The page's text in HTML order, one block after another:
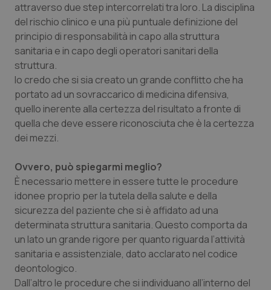
Tumore ovarico
Tumori del Polmone & Testa Collo
Tumori gastrointestinali
Ulcera & Reflusso
attraverso due step intercorrelati tra loro. La disciplina
del rischio clinico e una più puntuale definizione del
principio di responsabilità in capo alla struttura
sanitaria e in capo degli operatori sanitari della
struttura.
Io credo che si sia creato un grande conflitto che ha
portato ad un sovraccarico di medicina difensiva,
quello inerente alla certezza del risultato a fronte di
quella che deve essere riconosciuta che è la certezza
dei mezzi.
Ovvero, può spiegarmi meglio?
È necessario mettere in essere tutte le procedure
idonee proprio per la tutela della salute e della
sicurezza del paziente che si è affidato ad una
determinata struttura sanitaria. Questo comporta da
un lato un grande rigore per quanto riguarda l’attività
sanitaria e assistenziale, dato acclarato nel codice
deontologico.
Dall’altro le procedure che si individuano all’interno del